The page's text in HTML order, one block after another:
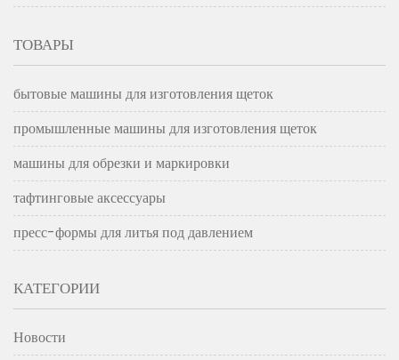
ТОВАРЫ
бытовые машины для изготовления щеток
промышленные машины для изготовления щеток
машины для обрезки и маркировки
тафтинговые аксессуары
пресс-формы для литья под давлением
КАТЕГОРИИ
Новости